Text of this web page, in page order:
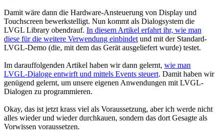
Damit wäre dann die Hardware-Ansteuerung von Display und
Touchscreen bewerkstelligt. Nun kommt als Dialogsystem die
LVGL Library obendrauf. In diesem Artikel erfahrt ihr, wie man
diese für die weitere Verwendung einbindetund mit der Standard-
LVGL-Demo (die, mit dem das Gerät ausgeliefert wurde) testet.
Im darauffolgenden Artikel haben wir dann gelernt, wie man
LVGL-Dialoge entwirft und mittels Events steuert. Damit haben wir
genügend gelernt, um unsere eigenen Anwendungen mit LVGL-
Dialogen zu programmieren.
Okay, das ist jetzt krass viel als Voraussetzung, aber ich werde nicht
alles wieder und wieder durchkauen, sondern das dort Gesagte als
Vorwissen voraussetzen.